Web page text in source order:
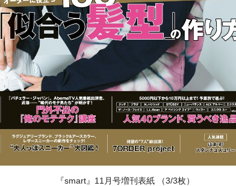
『smart』11月号増刊表紙 （3/3枚）